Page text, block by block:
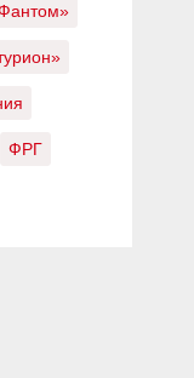
ФРГ